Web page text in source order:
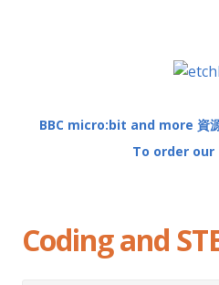
BBC micro:bit and more 資
To order
Coding and